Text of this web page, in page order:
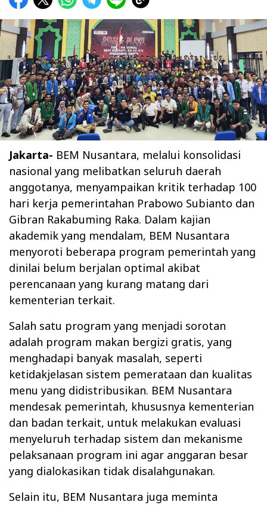
Jakarta- BEM Nusantara, melalui konsolidasi
nasional yang melibatkan seluruh daerah
anggotanya, menyampaikan kritik terhadap 100
hari kerja pemerintahan Prabowo Subianto dan
Gibran Rakabuming Raka. Dalam kajian
akademik yang mendalam, BEM Nusantara
menyoroti beberapa program pemerintah yang
dinilai belum berjalan optimal akibat
perencanaan yang kurang matang dari
kementerian terkait.
Salah satu program yang menjadi sorotan
adalah program makan bergizi gratis, yang
menghadapi banyak masalah, seperti
ketidakjelasan sistem pemerataan dan kualitas
menu yang didistribusikan. BEM Nusantara
mendesak pemerintah, khususnya kementerian
dan badan terkait, untuk melakukan evaluasi
menyeluruh terhadap sistem dan mekanisme
pelaksanaan program ini agar anggaran besar
yang dialokasikan tidak disalahgunakan.
Selain itu, BEM Nusantara juga meminta